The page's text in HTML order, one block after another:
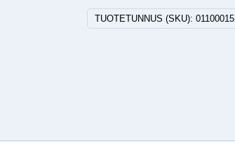
TUOTETUNNUS (SKU):01100015